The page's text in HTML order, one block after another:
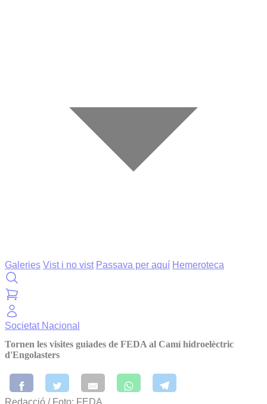
Galeries Vist i no vist Passava per aquí Hemeroteca
Societat Nacional
Tornen les visites guiades de FEDA al Camí hidroelèctric
d'Engolasters
Redacció / Foto: FEDA